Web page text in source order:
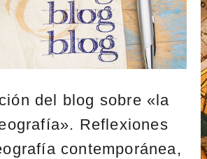
del blog sobre «la
Reflexiones
contemporánea,